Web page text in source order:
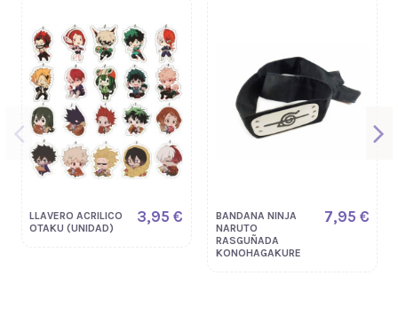
LLAVERO ACRILICO
OTAKU (UNIDAD)
3,95 €
BANDANA NINJA
NARUTO
RASGUÑADA
KONOHAGAKURE
7,95 €